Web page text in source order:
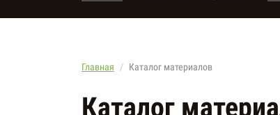
Главная Каталог материалов
Каталог